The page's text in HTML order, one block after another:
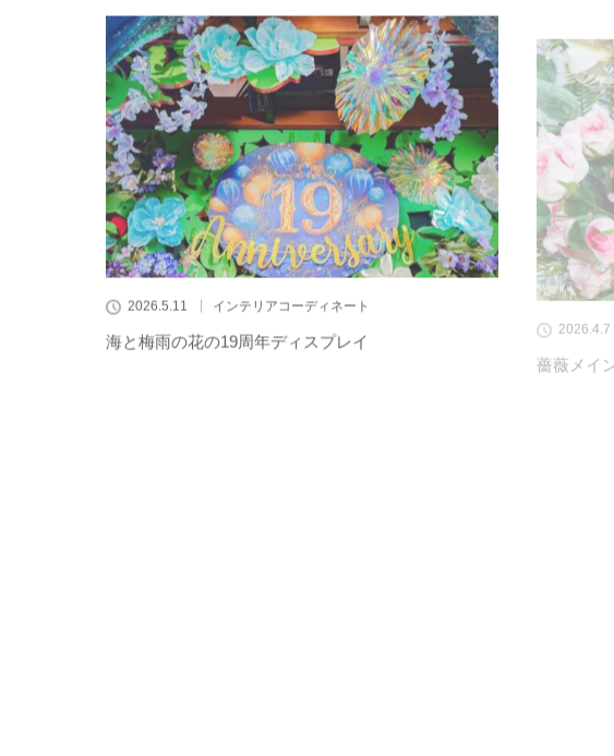
海と梅雨の花の19周年ディスプレイ
2026.4.7
薔薇メイ